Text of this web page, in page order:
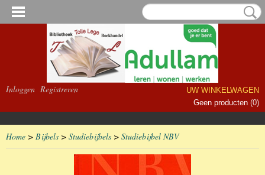
Inloggen Registreren
UW WINKELWAGEN
Geen producten (0)
Home > Bijbels > Studiebijbels > Studiebijbel NBV